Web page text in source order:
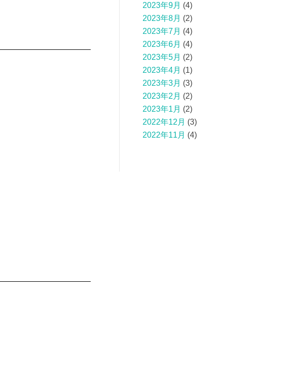
2023年9月 (4)
2023年8月 (2)
2023年7月 (4)
2023年6月 (4)
2023年5月 (2)
2023年4月 (1)
2023年3月 (3)
2023年2月 (2)
2023年1月 (2)
2022年12月 (3)
2022年11月 (4)